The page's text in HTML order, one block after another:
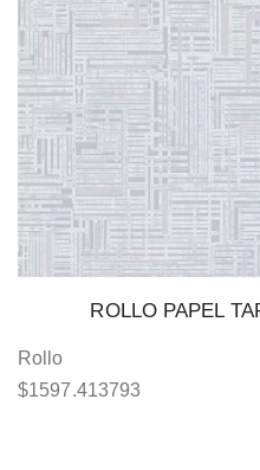
ROLLO PAPEL
Rollo
$1597.413793